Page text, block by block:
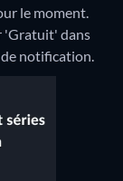
le moment.
'Gratuit' dans
notification.